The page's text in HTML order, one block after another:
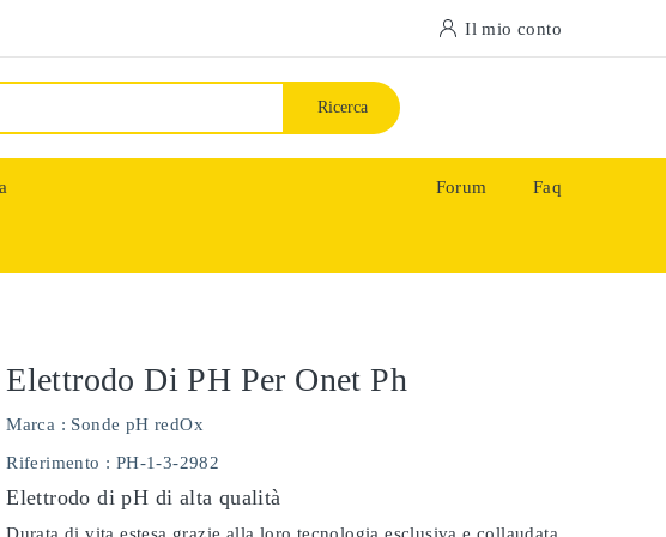
Il mio conto
Ricerca
Forum Faq
Elettrodo Di PH Per Onet Ph
Marca : Sonde pH redOx
Riferimento : PH-1-3-2982
Elettrodo di pH di alta qualità